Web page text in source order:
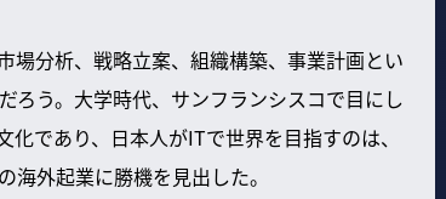
場分析、戦略立案、組織構築、事業計画とい
ろう。大学時代、サンフランシスコで目にし
であり、日本人がITで世界を目指すのは、
外起業に勝機を見出した。